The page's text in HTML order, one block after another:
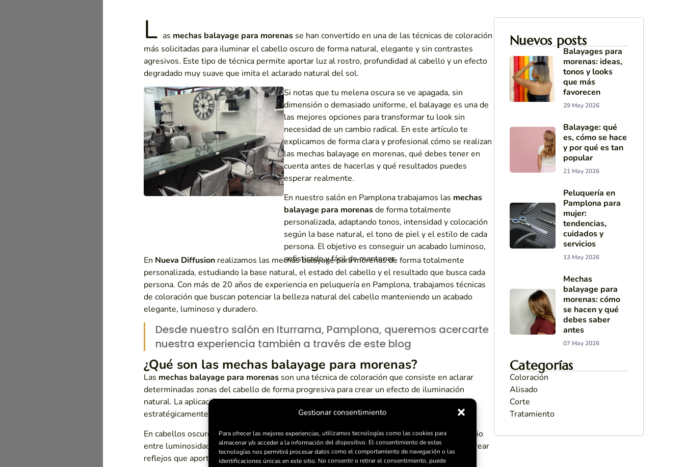
Gestionar consentimiento
Para ofrecer las mejores experiencias, utilizamos tecnologías como las cookies para
almacenar y/o acceder a la información del dispositivo. El consentimiento de estas
tecnologías nos permitirá procesar datos como el comportamiento de navegación o las
identificaciones únicas en este sitio. No consentir o retirar el consentimiento, puede
L as mechas balayage para morenas se han convertido en una de las técnicas de coloración
más solicitadas para iluminar el cabello oscuro de forma natural, elegante y sin contrastes
agresivos. Este tipo de técnica permite aportar luz al rostro, profundidad al cabello y un efecto
degradado muy suave que imita el aclarado natural del sol.
Si notas que tu melena oscura se ve apagada, sin
dimensión o demasiado uniforme, el balayage es una de
las mejores opciones para transformar tu look sin
necesidad de un cambio radical. En este artículo te
explicamos de forma clara y profesional cómo se realizan
las mechas balayage en morenas, qué debes tener en
cuenta antes de hacerlas y qué resultados puedes
esperar realmente.
En nuestro salón en Pamplona trabajamos las mechas
balayage para morenasde forma totalmente
personalizada, adaptando tonos, intensidad y colocación
según la base natural, el tono de piel y el estilo de cada
persona. El objetivo es conseguir un acabado luminoso,
sofisticado y fácil de mantener.
En Nueva Diffusion realizamos las mechas balayage para morenas de forma totalmente
personalizada, estudiando la base natural, el estado del cabello y el resultado que busca cada
persona. Con más de 20 años de experiencia en peluquería en Pamplona, trabajamos técnicas
de coloración que buscan potenciar la belleza natural del cabello manteniendo un acabado
elegante, luminoso y duradero.
Desde nuestro salón en Iturrama, Pamplona, queremos acercarte
nuestra experiencia también a través de este blog
¿Qué son las mechas balayage para morenas?
Las mechas balayage para morenas son una técnica de coloración que consiste en aclarar
determinadas zonas del cabello de forma progresiva para crear un efecto de iluminación
natural. La aplicación se realiza normalmentea mano alzada, distribuyendo el color
estratégicamente para conseguir un degradado suave y sin cortes marcados.
En cabellos oscuros, esta técnica requiere un trabajo muy preciso para mantener el equilibrio
entre luminosidad y naturalidad. El objetivo no es aclarar completamente la melena, sino crear
reflejos que aporten movimiento, dimensión y un efecto más vivo al cabello.
Nuevos posts
Balayages para
morenas: ideas,
tonos y looks
que más
favorecen
29 May 2026
Balayage: qué
es, cómo se hace
y por qué es tan
popular
21 May 2026
Peluquería en
Pamplona para
mujer:
tendencias,
cuidados y
servicios
13 May 2026
Mechas
balayage para
morenas: cómo
se hacen y qué
debes saber
antes
07 May 2026
Categorías
Coloración
Alisado
Corte
Tratamiento